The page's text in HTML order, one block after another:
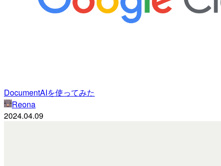
DocumentAIを使ってみた
Reona
2024.04.09